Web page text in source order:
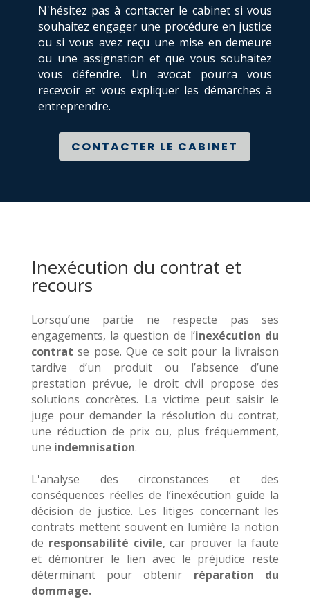
N'hésitez pas à contacter le cabinet si vous
souhaitez engager une procédure en justice
ou si vous avez reçu une mise en demeure
ou une assignation et que vous souhaitez
vous défendre. Un avocat pourra vous
recevoir et vous expliquer les démarches à
entreprendre.
CONTACTER LE CABINET
Inexécution du contrat et
recours
Lorsqu’une partie ne respecte pas ses
engagements, la question de l’inexécution du
contratse pose. Que ce soit pour la livraison
tardive d’un produit ou l’absence d’une
prestation prévue, le droit civil propose des
solutions concrètes. La victime peut saisir le
juge pour demander la résolution du contrat,
une réduction de prix ou, plus fréquemment,
une indemnisation.
L'analyse des circonstances et des
conséquences réelles de l’inexécution guide la
décision de justice. Les litiges concernant les
contrats mettent souvent en lumière la notion
de responsabilité civile, car prouver la faute
et démontrer le lien avec le préjudice reste
déterminant pour obtenir réparation du
dommage.